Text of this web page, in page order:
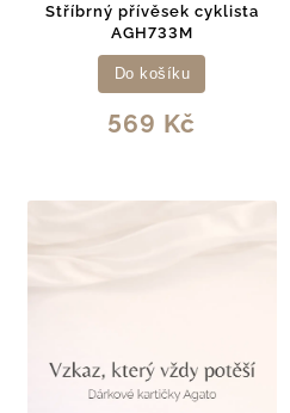
Stříbrný přívěsek cyklista
AGH733M
569 Kč
Do košíku